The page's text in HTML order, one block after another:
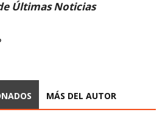
Últimas Noticias
MÁS DEL AUTOR